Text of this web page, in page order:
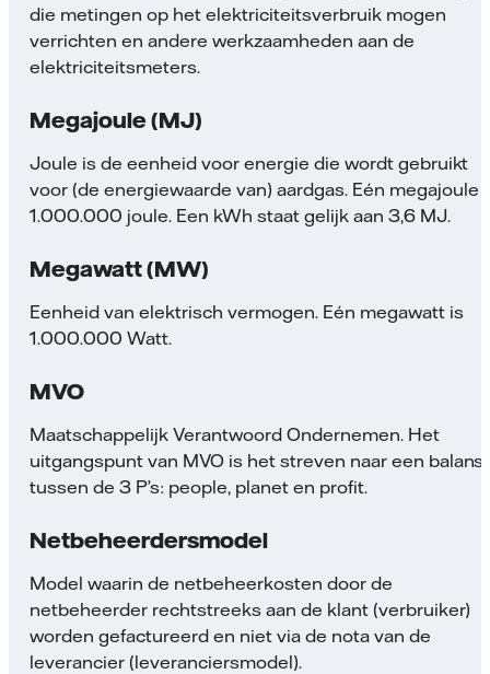
die metingen op het elektriciteitsverbruik mogen
verrichten en andere werkzaamheden aan de
elektriciteitsmeters.
Megajoule (MJ)
Joule is de eenheid voor energie die wordt gebruikt
voor (de energiewaarde van) aardgas. Eén megajoule
1.000.000 joule. Een kWh staat gelijk aan 3,6 MJ.
Megawatt (MW)
Eenheid van elektrisch vermogen. Eén megawatt is
1.000.000 Watt.
MVO
Maatschappelijk Verantwoord Ondernemen. Het
uitgangspunt van MVO is het streven naar een balans
tussen de 3 P’s: people, planet en profit.
Netbeheerdersmodel
Model waarin de netbeheerkosten door de
netbeheerder rechtstreeks aan de klant (verbruiker)
worden gefactureerd en niet via de nota van de
leverancier (leveranciersmodel).